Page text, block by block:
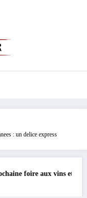
: un delice express
à prix réduits
Les secrets